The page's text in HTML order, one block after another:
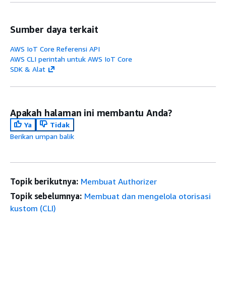
Sumber daya terkait
AWS IoT Core Referensi API
AWS CLI perintah untuk AWS IoT Core
SDK & Alat
Apakah halaman ini membantu Anda?
Ya
Tidak
Berikan umpan balik
Topik berikutnya: Membuat Authorizer
Topik sebelumnya: Membuat dan mengelola otorisasi
kustom (CLI)